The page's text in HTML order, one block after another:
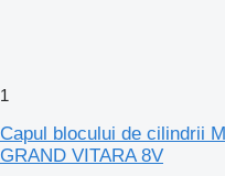
1
Capul blocului de cilindrii
GRAND VITARA 8V